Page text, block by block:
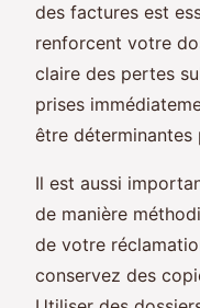
des factures est
renforcent votre
claire des pertes
prises
être déterminantes
Il est aussi
de manière
de votre
conservez des